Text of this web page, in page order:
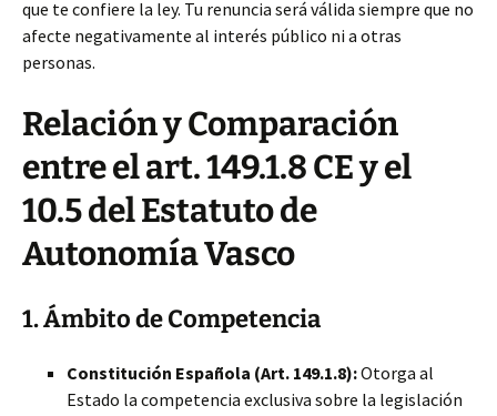
que te confiere la ley. Tu renuncia será válida siempre que no
afecte negativamente al interés público ni a otras
personas.
Relación y Comparación
entre el art. 149.1.8 CE y el
10.5 del Estatuto de
Autonomía Vasco
1. Ámbito de Competencia
Constitución Española (Art. 149.1.8):Otorga al
Estado la competencia exclusiva sobre la legislación